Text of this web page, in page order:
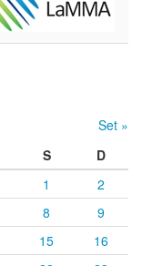
Set »
S
D
1
2
8
9
15
16